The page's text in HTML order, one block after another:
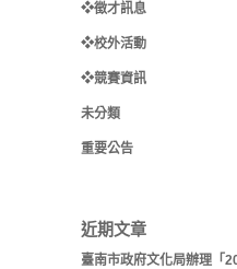
❖徵才訊息
❖校外活動
❖競賽資訊
未分類
重要公告
近期文章
臺南市政府文化局辦理「